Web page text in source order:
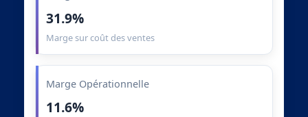
31.9%
Marge sur coût des ventes
Marge Opérationnelle
11.6%